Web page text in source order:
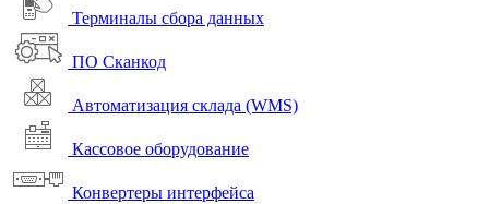
Терминалы сбора данных
ПО Сканкод
Автоматизация склада (WMS)
Кассовое оборудование
Конвертеры интерфейса